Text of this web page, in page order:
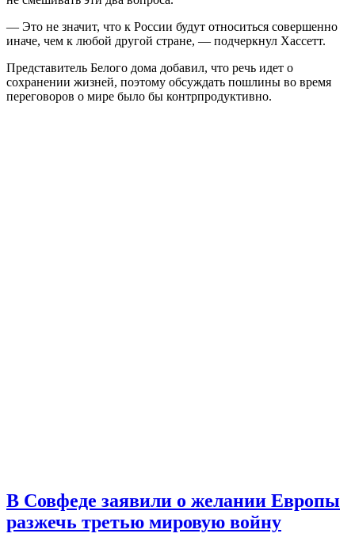
— Это не значит, что к России будут относиться совершенно
иначе, чем к любой другой стране, — подчеркнул Хассетт.
Представитель Белого дома добавил, что речь идет о
сохранении жизней, поэтому обсуждать пошлины во время
переговоров о мире было бы контрпродуктивно.
В Совфеде заявили о желании Европы
разжечь третью мировую войну